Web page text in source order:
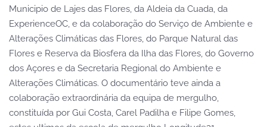
Municipio de Lajes das Flores, da Aldeia da Cuada, da
ExperienceOC, e da colaboração do Serviço de Ambiente e
Alterações Climáticas das Flores, do Parque Natural das
Flores e Reserva da Biosfera da Ilha das Flores, do Governo
dos Açores e da Secretaria Regional do Ambiente e
Alterações Climáticas. O documentário teve ainda a
colaboração extraordinária da equipa de mergulho,
constituída por Gui Costa, Carel Padilha e Filipe Gomes,